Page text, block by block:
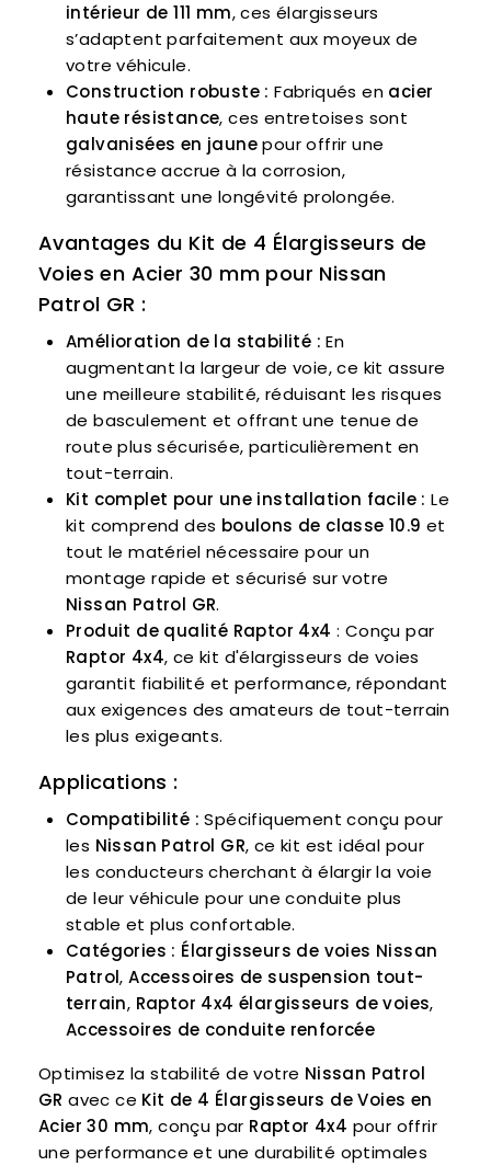
intérieur de 111 mm, ces élargisseurs
s’adaptent parfaitement aux moyeux de
votre véhicule.
Construction robuste : Fabriqués en acier
haute résistance, ces entretoises sont
galvanisées en jaunepour offrir une
résistance accrue à la corrosion,
garantissant une longévité prolongée.
Avantages du Kit de 4 Élargisseurs de
Voies en Acier 30 mm pour Nissan
Patrol GR :
Amélioration de la stabilité : En
augmentant la largeur de voie, ce kit assure
une meilleure stabilité, réduisant les risques
de basculement et offrant une tenue de
route plus sécurisée, particulièrement en
tout-terrain.
Kit complet pour une installation facile : Le
kit comprend des boulons de classe 10.9 et
tout le matériel nécessaire pour un
montage rapide et sécurisé sur votre
Nissan Patrol GR.
Produit de qualité Raptor 4x4 : Conçu par
Raptor 4x4, ce kit d'élargisseurs de voies
garantit fiabilité et performance, répondant
aux exigences des amateurs de tout-terrain
les plus exigeants.
Applications :
Compatibilité : Spécifiquement conçu pour
les Nissan Patrol GR, ce kit est idéal pour
les conducteurs cherchant à élargir la voie
de leur véhicule pour une conduite plus
stable et plus confortable.
Catégories : Élargisseurs de voies Nissan
Patrol,Accessoires de suspension tout-
terrain, Raptor 4x4 élargisseurs de voies,
Accessoires de conduite renforcée
Optimisez la stabilité de votre Nissan Patrol
GR avec ce Kit de 4 Élargisseurs de Voies en
Acier 30 mm, conçu par Raptor 4x4 pour offrir
une performance et une durabilité optimales